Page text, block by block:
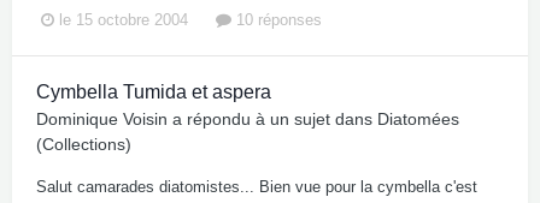
le 15 octobre 2004 10 réponses
Cymbella Tumida et aspera
Dominique Voisin a répondu à un sujet dans Diatomées
(Collections)
Salut camarades diatomistes... Bien vue pour la cymbella c'est